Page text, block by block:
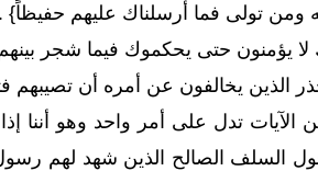
ومن تولى فما أرسلناك عليهم حفيظاً} .
لا يؤمنون حتى يحكموك فيما شجر
الذين يخالفون عن أمره أن تصيبهم
الآيات تدل على أمر واحد وهو
السلف الصالح الذين شهد لهم